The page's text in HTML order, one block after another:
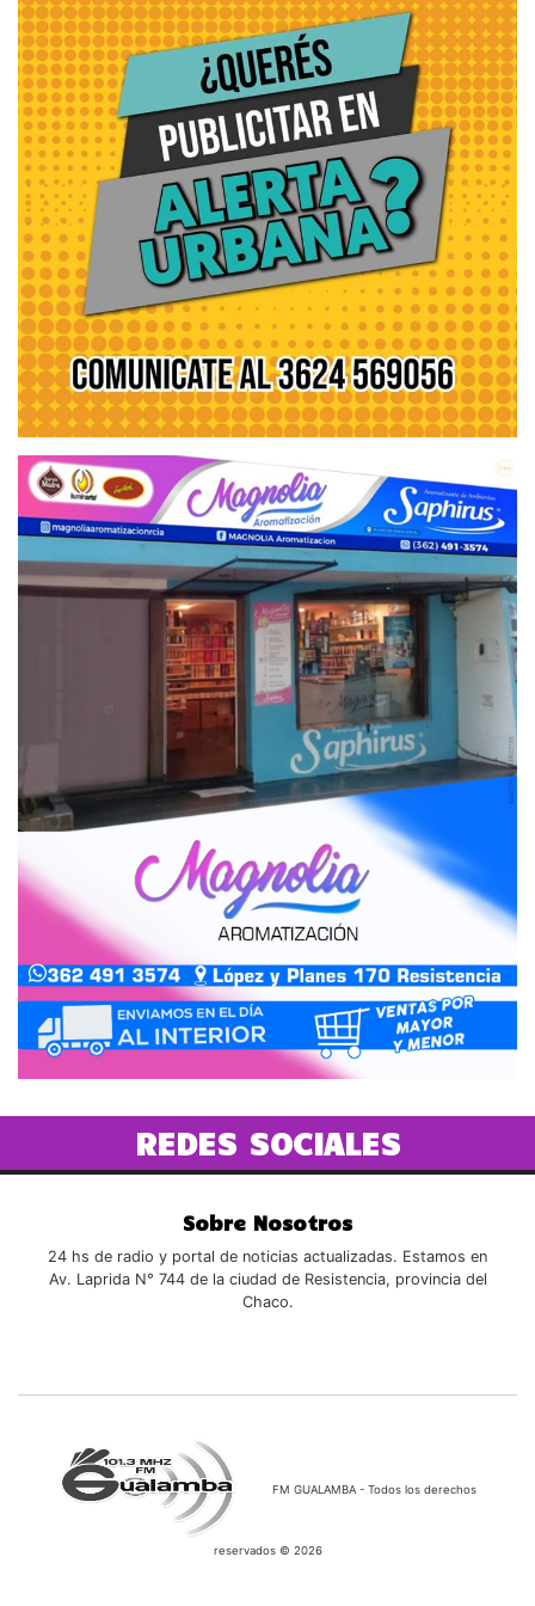
REDES SOCIALES
Sobre Nosotros
24 hs de radio y portal de noticias actualizadas. Estamos en
Av. Laprida N° 744 de la ciudad de Resistencia, provincia del
Chaco.
FM GUALAMBA - Todos los derechos
reservados © 2026